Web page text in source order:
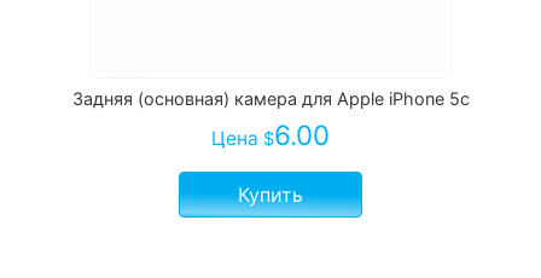
Задняя (основная) камера для Apple iPhone 5c
Цена $6.00
Купить